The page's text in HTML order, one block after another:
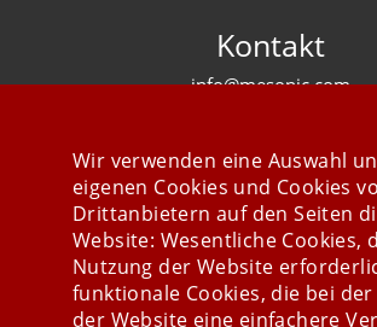
Kontakt
info@mesonic.com
Stay connected
Wir verwenden eine Auswahl
eigenen Cookies und Cookies
Drittanbietern auf den Seiten
Website: Wesentliche Cookies,
Nutzung der Website
funktionale Cookies, die bei
der Website eine einfachere